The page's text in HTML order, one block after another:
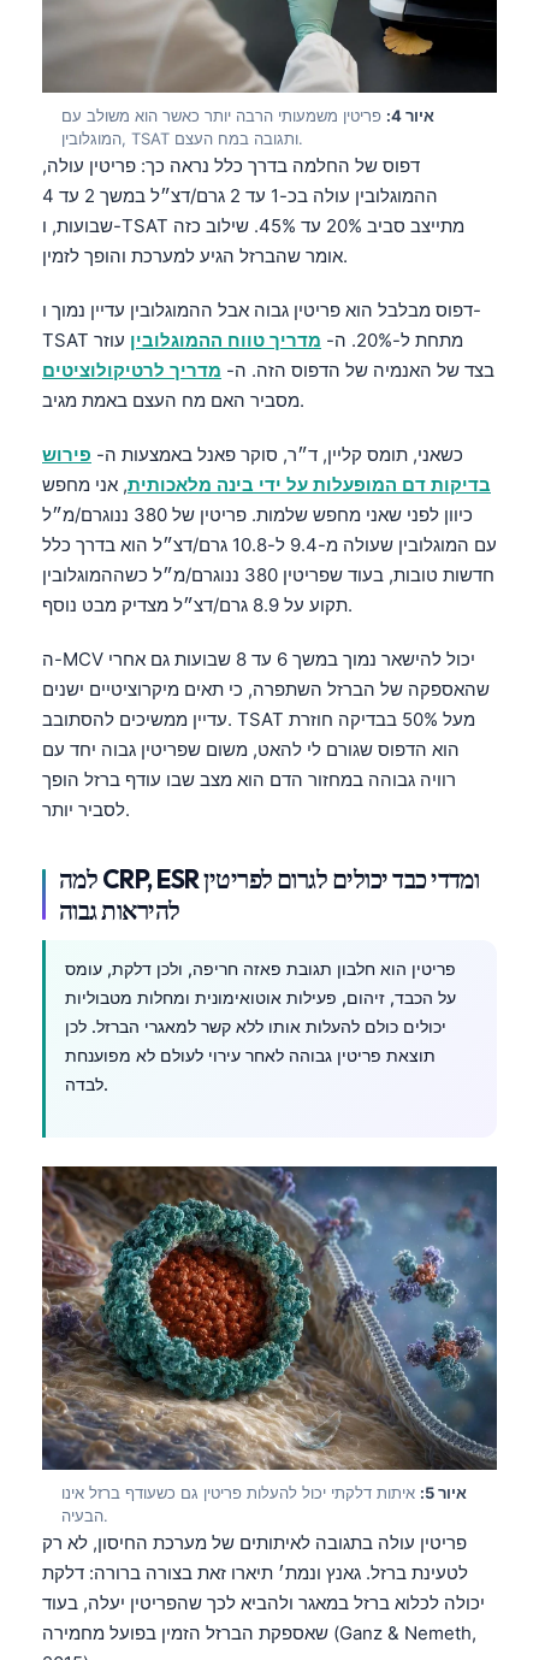
איור 4:
פריטין משמעותי הרבה יותר כאשר הוא משולב עם
המוגלובין, TSAT ותגובה במח העצם.
דפוס של החלמה בדרך כלל נראה כך: פריטין עולה,
ההמוגלובין עולה בכ-1 עד 2 גרם/דצ״ל במשך 2 עד 4
שבועות, ו-TSAT מתייצב סביב 20% עד 45%. שילוב כזה
אומר שהברזל הגיע למערכת והופך לזמין.
דפוס מבלבל הוא פריטין גבוה אבל ההמוגלובין עדיין נמוך ו-
TSAT מתחת ל-20%. ה-
מדריך טווח ההמוגלובין עוזר
בצד של האנמיה של הדפוס הזה. ה- מדריך לרטיקולוציטים
מסביר האם מח העצם באמת מגיב.
כשאני, תומס קליין, ד״ר, סוקר פאנל באמצעות ה- פירוש
בדיקות דם המופעלות על ידי בינה מלאכותית, אני מחפש
כיוון לפני שאני מחפש שלמות. פריטין של 380 ננוגרם/מ״ל
עם המוגלובין שעולה מ-9.4 ל-10.8 גרם/דצ״ל הוא בדרך כלל
חדשות טובות, בעוד שפריטין 380 ננוגרם/מ״ל כשההמוגלובין
תקוע על 8.9 גרם/דצ״ל מצדיק מבט נוסף.
ה-MCV יכול להישאר נמוך במשך 6 עד 8 שבועות גם אחרי
שהאספקה של הברזל השתפרה, כי תאים מיקרוציטיים ישנים
עדיין ממשיכים להסתובב. TSAT מעל 50% בבדיקה חוזרת
הוא הדפוס שגורם לי להאט, משום שפריטין גבוה יחד עם
רוויה גבוהה במחזור הדם הוא מצב שבו עודף ברזל הופך
לסביר יותר.
למה CRP, ESR ומדדי כבד יכולים לגרום לפריטין
להיראות גבוה
פריטין הוא חלבון תגובת פאזה חריפה, ולכן דלקת, עומס
על הכבד, זיהום, פעילות אוטואימונית ומחלות מטבוליות
יכולים כולם להעלות אותו ללא קשר למאגרי הברזל. לכן
תוצאת פריטין גבוהה לאחר עירוי לעולם לא מפוענחת
לבדה.
איור 5:
איתות דלקתי יכול להעלות פריטין גם כשעודף ברזל אינו
הבעיה.
פריטין עולה בתגובה לאיתותים של מערכת החיסון, לא רק
לטעינת ברזל. גאנץ ונמת׳ תיארו זאת בצורה ברורה: דלקת
יכולה לכלוא ברזל במאגר ולהביא לכך שהפריטין יעלה, בעוד
שאספקת הברזל הזמין בפועל מחמירה (Ganz & Nemeth,